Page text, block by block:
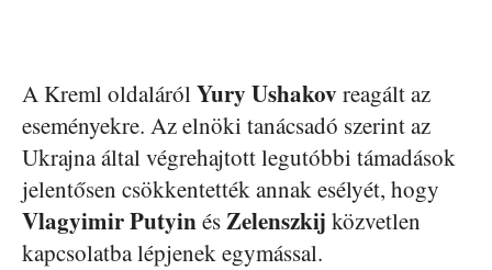
A Kreml oldalárólYury Ushakov reagált az
eseményekre. Az elnöki tanácsadó szerint az
Ukrajna által végrehajtott legutóbbi támadások
jelentősen csökkentették annak esélyét, hogy
Vlagyimir PutyinésZelenszkij közvetlen
kapcsolatba lépjenek egymással.